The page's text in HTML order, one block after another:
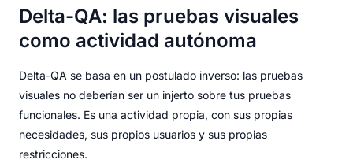
Delta-QA: las pruebas visuales
como actividad autónoma
Delta-QA se basa en un postulado inverso: las pruebas
visuales no deberían ser un injerto sobre tus pruebas
funcionales. Es una actividad propia, con sus propias
necesidades, sus propios usuarios y sus propias
restricciones.